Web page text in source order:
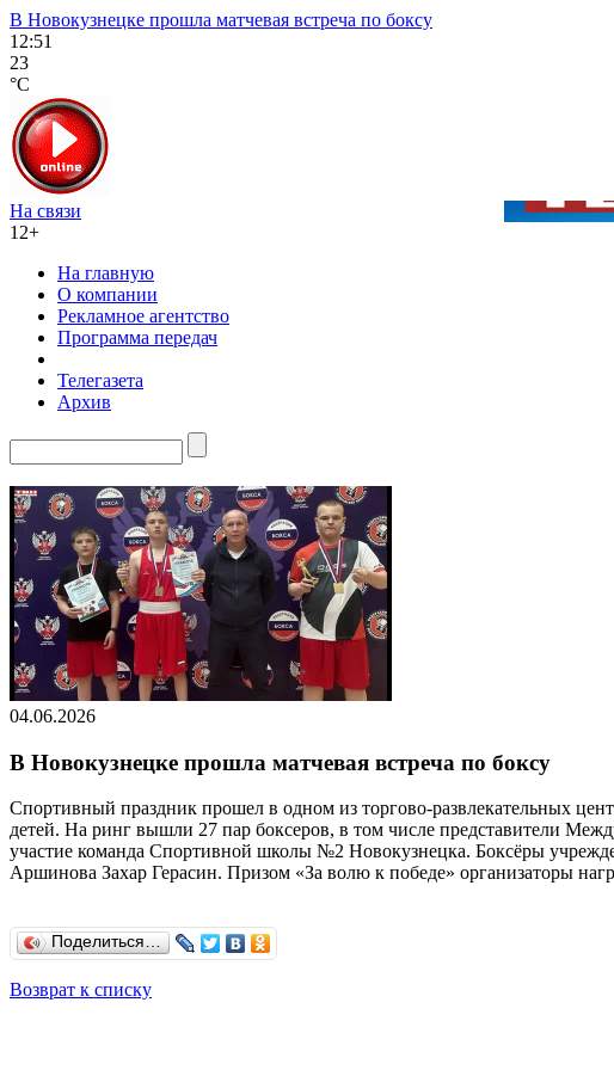
В Новокузнецке прошла матчевая встреча по боксу
12:51
23
°C
На связи
12+
На главную
О компании
Рекламное агентство
Программа передач
Телегазета
Архив
04.06.2026
В Новокузнецке прошла матчевая встреча по боксу
Спортивный праздник прошел в одном из торгово-развлекательных
детей. На ринг вышли 27 пар боксеров, в том числе представители
участие команда Спортивной школы №2 Новокузнецка. Боксёры
Аршинова Захар Герасин. Призом «За волю к победе» организаторы
Поделиться…
Возврат к списку